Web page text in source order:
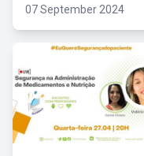
07 September 2024